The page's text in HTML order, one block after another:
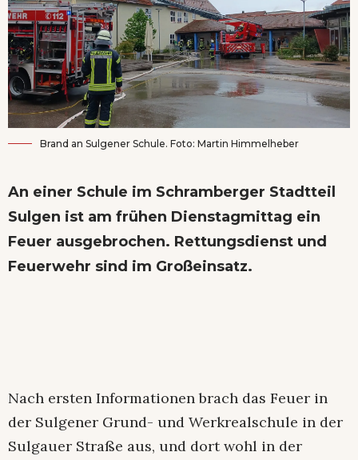
Brand an Sulgener Schule. Foto: Martin Himmelheber
An einer Schule im Schramberger Stadtteil
Sulgen ist am frühen Dienstagmittag ein
Feuer ausgebrochen. Rettungsdienst und
Feuerwehr sind im Großeinsatz.
Nach ersten Informationen brach das Feuer in
der Sulgener Grund- und Werkrealschule in der
Sulgauer Straße aus, und dort wohl in der